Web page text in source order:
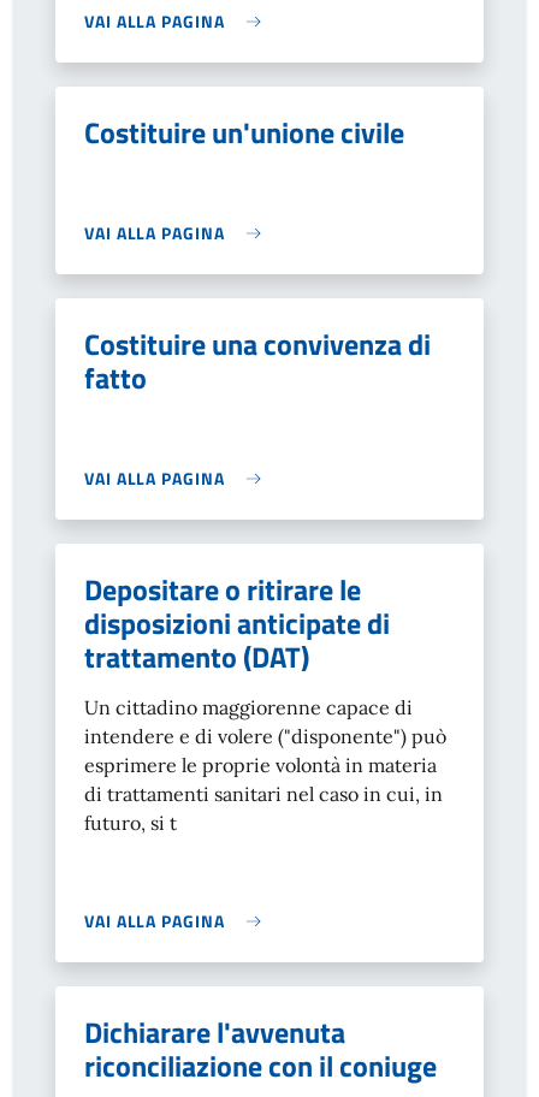
VAI ALLA PAGINA
Costituire un'unione civile
VAI ALLA PAGINA
Costituire una convivenza di
fatto
VAI ALLA PAGINA
Depositare o ritirare le
disposizioni anticipate di
trattamento (DAT)
Un cittadino maggiorenne capace di
intendere e di volere ("disponente") può
esprimere le proprie volontà in materia
di trattamenti sanitari nel caso in cui, in
futuro, si t
VAI ALLA PAGINA
Dichiarare l'avvenuta
riconciliazione con il coniuge